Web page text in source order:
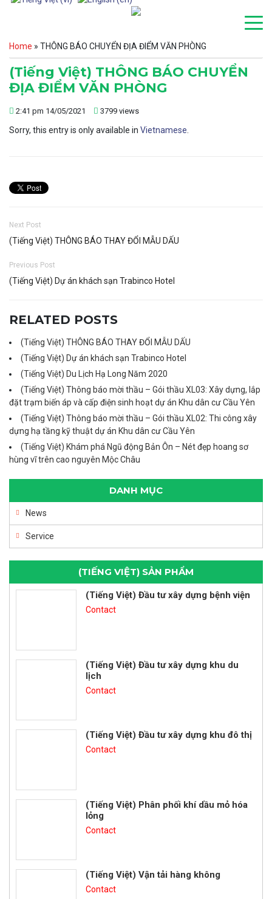
Home » THÔNG BÁO CHUYỂN ĐỊA ĐIỂM VĂN PHÒNG
(Tiếng Việt) THÔNG BÁO CHUYỂN
ĐỊA ĐIỂM VĂN PHÒNG
2:41 pm 14/05/2021 3799 views
Sorry, this entry is only available in Vietnamese
Next Post
(Tiếng Việt) THÔNG BÁO THAY ĐỔI MẪU DẤU
Previous Post
(Tiếng Việt) Dự án khách sạn Trabinco Hotel
RELATED POSTS
(Tiếng Việt) THÔNG BÁO THAY ĐỔI MẪU DẤU
(Tiếng Việt) Dự án khách sạn Trabinco Hotel
(Tiếng Việt) Du Lịch Hạ Long Năm 2020
(Tiếng Việt) Thông báo mời thầu – Gói thầu XL03: Xây dựng, lắp
đặt trạm biến áp và cấp điện sinh hoạt dự án Khu dân cư Cầu Yên
(Tiếng Việt) Thông báo mời thầu – Gói thầu XL02: Thi công xây
dựng hạ tầng kỹ thuật dự án Khu dân cư Cầu Yên
(Tiếng Việt) Khám phá Ngũ động Bản Ôn – Nét đẹp hoang sơ
hùng vĩ trên cao nguyên Mộc Châu
DANH MỤC
News
Service
(TIẾNG VIỆT) SẢN PHẨM
(Tiếng Việt) Đầu tư xây dựng bệnh viện
Contact
(Tiếng Việt) Đầu tư xây dựng khu du
lịch
Contact
(Tiếng Việt) Đầu tư xây dựng khu đô thị
Contact
(Tiếng Việt) Phân phối khí dầu mỏ hóa
lỏng
Contact
(Tiếng Việt) Vận tải hàng không
Contact